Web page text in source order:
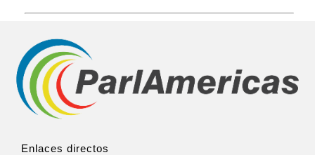
Enlaces directos